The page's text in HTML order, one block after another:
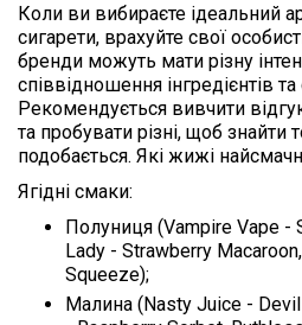
Коли ви вибираєте ідеальний
сигарети, врахуйте свої
бренди можуть мати різну
співвідношення інгредієнтів
Рекомендується вивчити
та пробувати різні, щоб
подобається. Які жижі
Ягідні смаки:
Полуниця (Vampire Vape -
Lady - Strawberry
Squeeze);
Малина (Nasty Juice -